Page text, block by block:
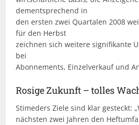
dementsprechend in
den ersten zwei Quartalen 2008
für den Herbst
zeichnen sich weitere signifikante
bei
Abonnements, Einzelverkauf und
Rosige Zukunft – tolles
Stimeders Ziele sind klar gesteckt:
nächsten zwei Jahren den